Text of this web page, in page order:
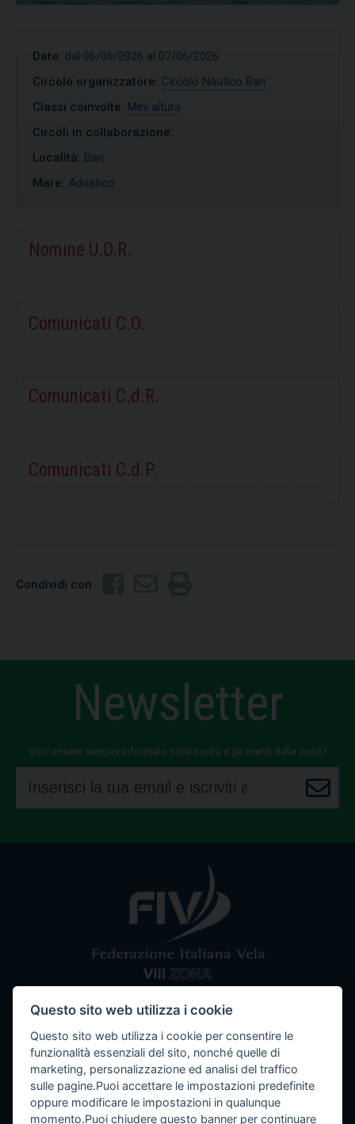
Date: dal 06/06/2026 al 07/06/2026
Circolo organizzatore: Circolo Nautico Bari
Classi coinvolte: Mini altura
Circoli in collaborazione:
Località: Bari
Mare: Adriatico
Nomine U.D.R.
Comunicati C.O.
Comunicati C.d.R.
Comunicati C.d.P.
Condividi con
Newsletter
Vuoi essere sempre informato sulle novità e gli eventi della zona?
Comitato VIII ZonaFederazione Italiana Vela
Tel / Fax: 080 5351067 Email: segreteria@ottavazona.org
ottavazona@pec.itStadio della Vittoria, 4 Bari (BA) - 70123
C.F. 95003780103
Questo sito web utilizza i cookie
Questo sito web utilizza i cookie per consentire le
funzionalità essenziali del sito, nonché quelle di
marketing, personalizzazione ed analisi del traffico
sulle pagine.Puoi accettare le impostazioni predefinite
oppure modificare le impostazioni in qualunque
momento.Puoi chiudere questo banner per continuare